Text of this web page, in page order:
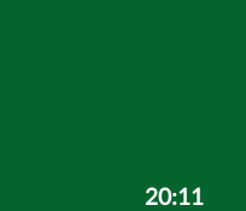
20:11